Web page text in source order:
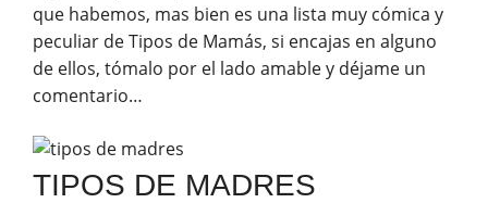
que habemos, mas bien es una lista muy cómica y
peculiar de Tipos de Mamás, si encajas en alguno
de ellos, tómalo por el lado amable y déjame un
comentario…
TIPOS DE MADRES